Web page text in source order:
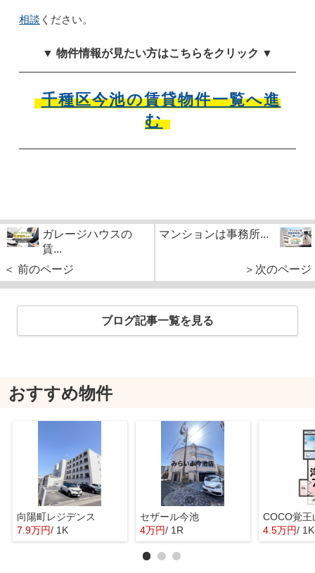
相談 ください。
▼ 物件情報が見たい方はこちらをクリック ▼
千種区今池の賃貸物件一覧へ進
む
ガレージハウスの
賃...
＜ 前のページ
マンションは事務所...
＞次のページ
ブログ記事一覧を見る
おすすめ物件
向陽町レジデンス
7.9万円/ 1K
セザール今池
4万円/ 1R
COCO覚王
4.5万円/ 1K